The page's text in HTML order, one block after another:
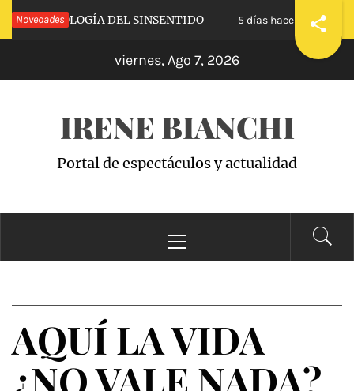
Saltar
al
Novedades
APOLOGÍA DEL SINSENTIDO 5 días hace «WANDA
viernes, Ago 7, 2026
IRENE BIANCHI
Portal de espectáculos y actualidad
principal
AQUÍ LA VIDA
¿NO VALE NADA?